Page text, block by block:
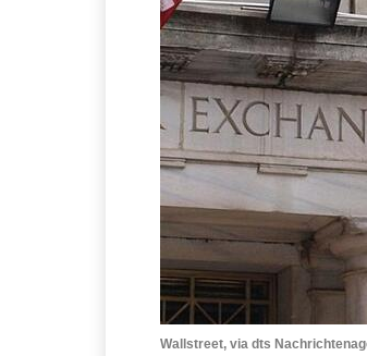
Wallstreet, via dts